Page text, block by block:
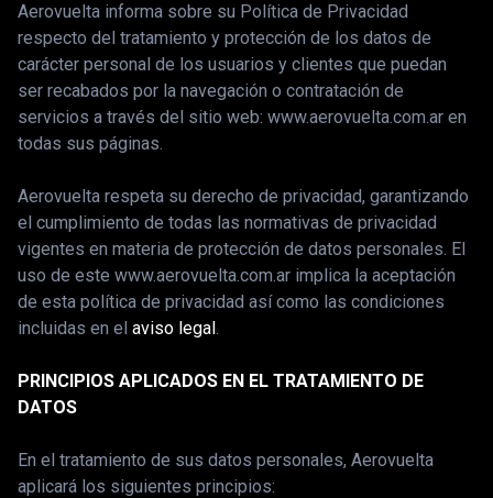
Aerovuelta informa sobre su Política de Privacidad
respecto del tratamiento y protección de los datos de
carácter personal de los usuarios y clientes que puedan
ser recabados por la navegación o contratación de
servicios a través del sitio web: www.aerovuelta.com.ar en
todas sus páginas.
Aerovuelta respeta su derecho de privacidad, garantizando
el cumplimiento de todas las normativas de privacidad
vigentes en materia de protección de datos personales. El
uso de este www.aerovuelta.com.ar implica la aceptación
de esta política de privacidad así como las condiciones
incluidas en elaviso legal.
PRINCIPIOS APLICADOS EN EL TRATAMIENTO DE
DATOS
En el tratamiento de sus datos personales, Aerovuelta
aplicará los siguientes principios: